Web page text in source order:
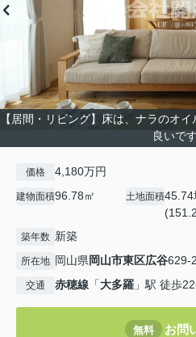
【居間・リビング】床は、ナラのオ
良いです
価格 4,180万円
建物面積96.78㎡ 土地面積45.74
築年数 新築
所在地 岡山県岡山市東区広谷629-
交通 赤穂線 「大多羅 」駅 徒歩
無料 お問